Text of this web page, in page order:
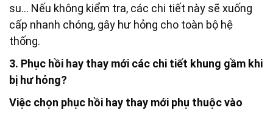
su… Nếu không kiểm tra, các chi tiết này sẽ xuống
cấp nhanh chóng, gây hư hỏng cho toàn bộ hệ
thống.
3. Phục hồi hay thay mới các chi tiết khung gầm khi
bị hư hỏng?
Việc chọn phục hồi hay thay mới phụ thuộc vào